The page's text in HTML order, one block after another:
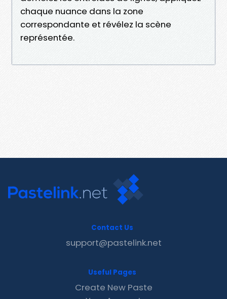
chaque nuance dans la zone
correspondante et révélez la scène
représentée.
Contact Us
support@pastelink.net
Useful Pages
Create New Paste